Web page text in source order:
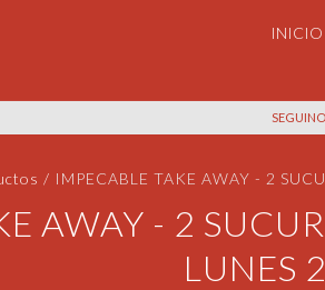
INICIO
/ IMPECABLE TAKE AWAY - 2
AWAY - 2
LUNES